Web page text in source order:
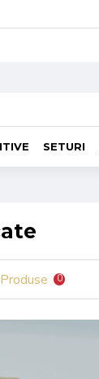
SETURI
0